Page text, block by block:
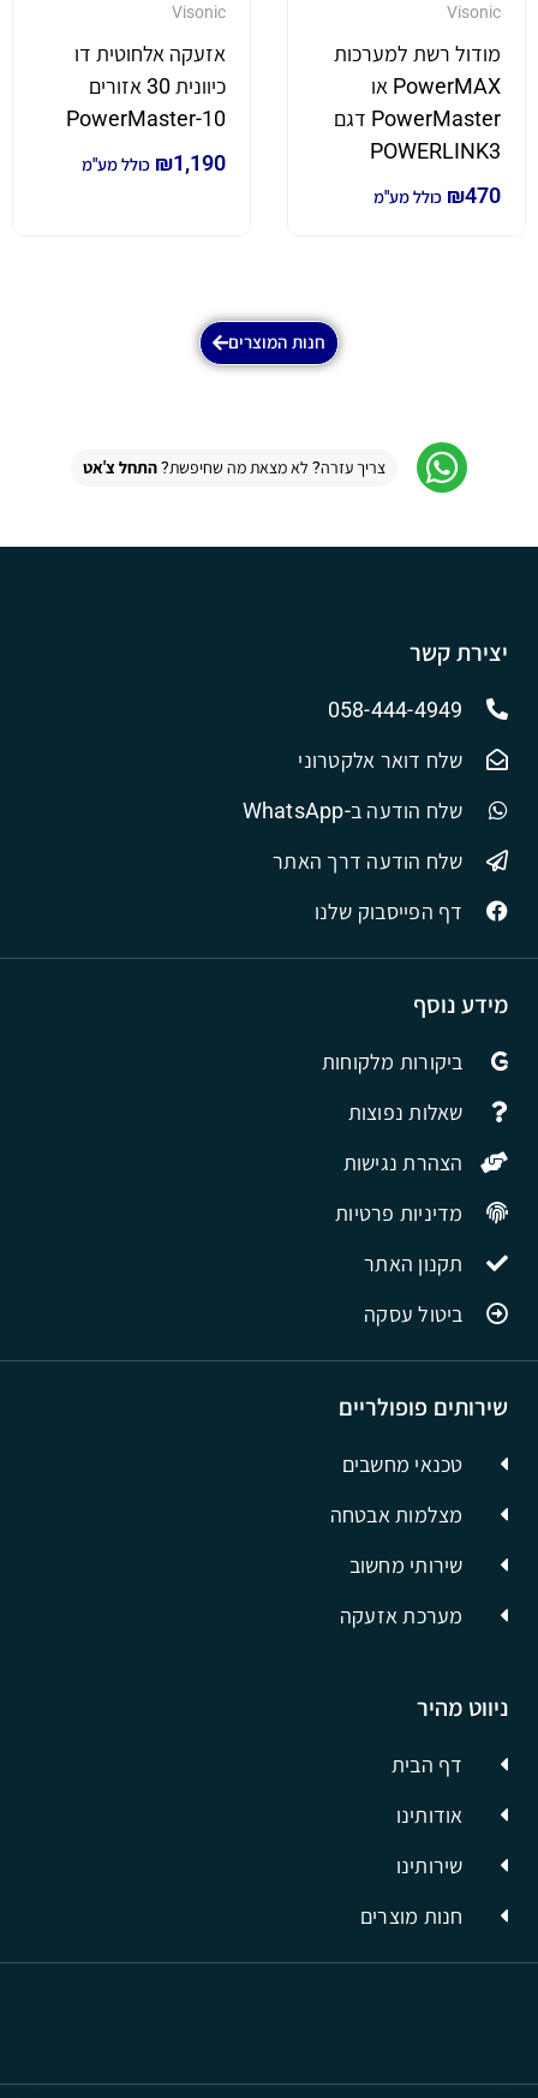
Visonic
מודול רשת למערכות
PowerMAX או
PowerMaster דגם
POWERLINK3
₪470 כולל מע"מ
Visonic
אזעקה אלחוטית דו
כיוונית 30 אזורים
PowerMaster-10
₪1,190 כולל מע"מ
חנות המוצרים
צריך עזרה? לא מצאת מה שחיפשת?התחל צ'אט
ניווט מהיר
דף הבית
אודותינו
שירותינו
חנות מוצרים
שירותים פופולריים
טכנאי מחשבים
מצלמות אבטחה
שירותי מחשוב
מערכת אזעקה
מידע נוסף
ביקורות מלקוחות
שאלות נפוצות
הצהרת נגישות
מדיניות פרטיות
תקנון האתר
ביטול עסקה
יצירת קשר
058-444-4949
שלח דואר אלקטרוני
שלח הודעה ב-WhatsApp
שלח הודעה דרך האתר
דף הפייסבוק שלנו